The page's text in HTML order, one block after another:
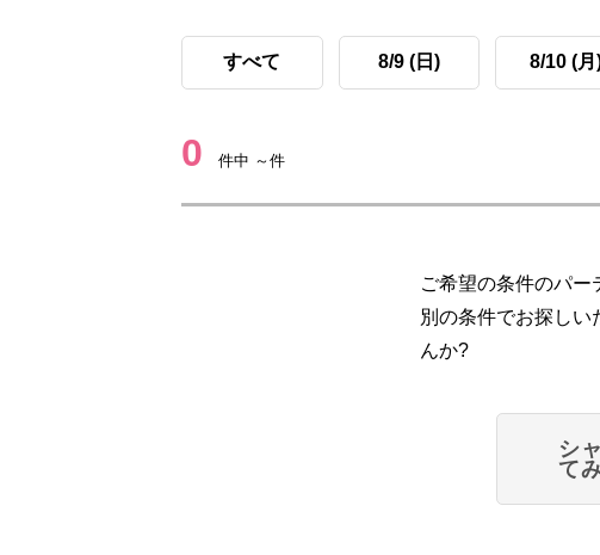
すべて 8/9 (日) 8/10 (月
0 件中 ～件
ご希望の条件のパー
別の条件でお探し
んか?
シ
て